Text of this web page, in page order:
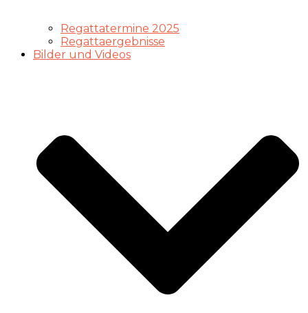
Regattatermine 2025
Regattaergebnisse
Bilder und Videos